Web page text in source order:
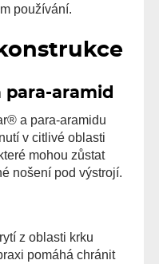
používání.
aramid
a para-aramidu
v citlivé oblasti
mohou zůstat
nošení pod výstrojí.
z oblasti krku
pomáhá chránit